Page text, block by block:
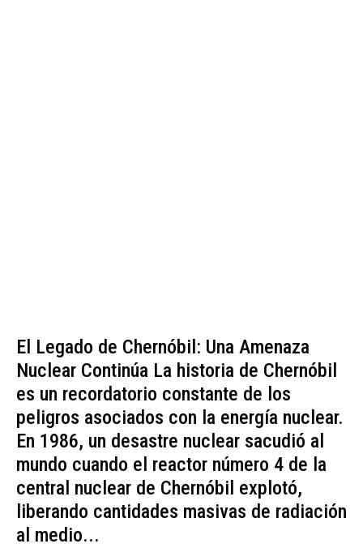
El Legado de Chernóbil: Una Amenaza
Nuclear Continúa La historia de Chernóbil
es un recordatorio constante de los
peligros asociados con la energía nuclear.
En 1986, un desastre nuclear sacudió al
mundo cuando el reactor número 4 de la
central nuclear de Chernóbil explotó,
liberando cantidades masivas de radiación
al medio...